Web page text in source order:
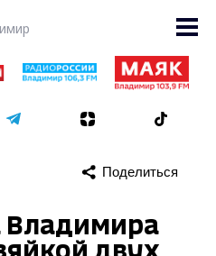
Поделиться